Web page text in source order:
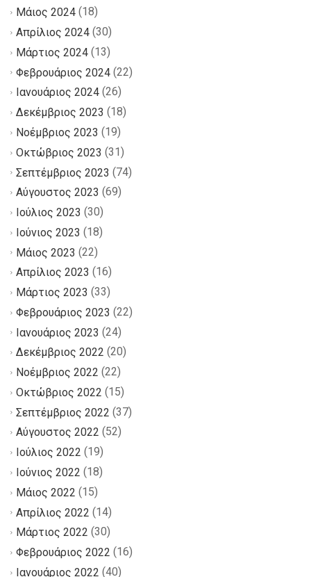
Μάιος 2024 (18)
Απρίλιος 2024 (30)
Μάρτιος 2024 (13)
Φεβρουάριος 2024 (22)
Ιανουάριος 2024 (26)
Δεκέμβριος 2023 (18)
Νοέμβριος 2023 (19)
Οκτώβριος 2023 (31)
Σεπτέμβριος 2023 (74)
Αύγουστος 2023 (69)
Ιούλιος 2023 (30)
Ιούνιος 2023 (18)
Μάιος 2023 (22)
Απρίλιος 2023 (16)
Μάρτιος 2023 (33)
Φεβρουάριος 2023 (22)
Ιανουάριος 2023 (24)
Δεκέμβριος 2022 (20)
Νοέμβριος 2022 (22)
Οκτώβριος 2022 (15)
Σεπτέμβριος 2022 (37)
Αύγουστος 2022 (52)
Ιούλιος 2022 (19)
Ιούνιος 2022 (18)
Μάιος 2022 (15)
Απρίλιος 2022 (14)
Μάρτιος 2022 (30)
Φεβρουάριος 2022 (16)
Ιανουάριος 2022 (40)